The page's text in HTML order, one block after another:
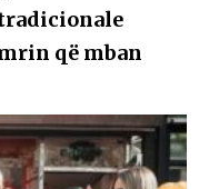
që mban